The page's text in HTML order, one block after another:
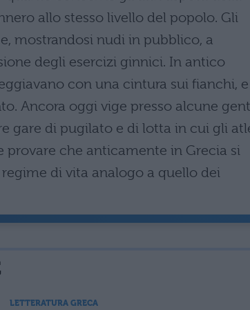
allo stesso livello del popolo. Gli
mostrandosi nudi in pubblico, a
degli esercizi ginnici. In antico
con una cintura sui fianchi, e
Ancora oggi vige presso alcune
gare di pugilato e di lotta in cui gli
che anticamente in Grecia si
di vita analogo a quello dei
LETTERATURA GRECA